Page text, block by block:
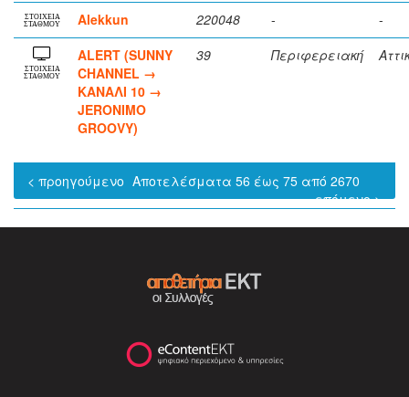
ΣΤΟΙΧΕΙΑ
ΣΤΑΘΜΟΥ
Alekkun 220048 - -
ΣΤΟΙΧΕΙΑ
ΣΤΑΘΜΟΥ
ALERT (SUNNY
CHANNEL →
ΚΑΝΑΛΙ 10 →
JERONIMO
GROOVY)
39 Περιφερειακή
Αποτελέσματα 56 έως 75 από 2670
< προηγούμενο
επόμενο >